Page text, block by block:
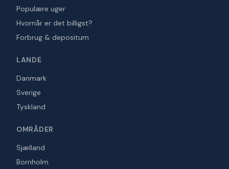
Populære uger
Hvornår er det billigst?
Forbrug & depositum
LANDE
Danmark
Sverige
Tyskland
OMRÅDER
Sjælland
Bornholm